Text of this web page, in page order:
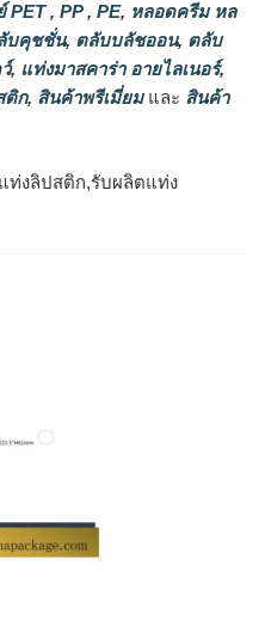
PET , PP , PE, หลอดครีม หล
บคุชชั่น, ตลับบลัชออน, ตลับ
, แท่งมาสคาร่า อายไลเนอร์,
ติก, สินค้าพรีเมี่ยมและ สินค้า
ท่งลิปสติก,รับผลิตแท่ง